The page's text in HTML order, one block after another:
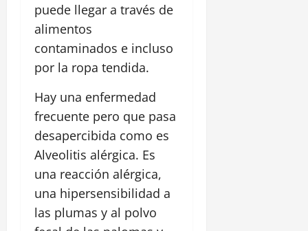
puede llegar a través de
alimentos
contaminados e incluso
por la ropa tendida.
Hay una enfermedad
frecuente pero que pasa
desapercibida como es
Alveolitis alérgica. Es
una reacción alérgica,
una hipersensibilidad a
las plumas y al polvo